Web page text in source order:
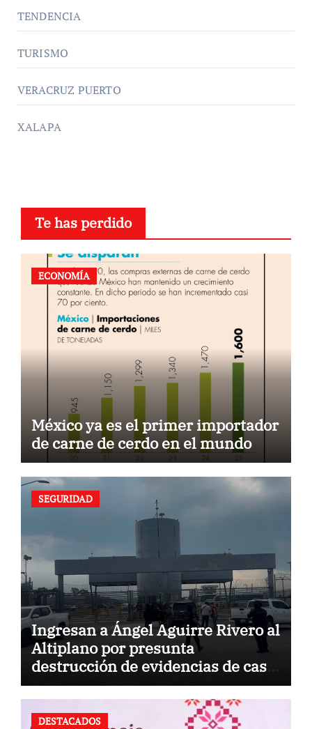
TENDENCIA
TURISMO
VERACRUZ PUERTO
XALAPA
Te has perdido
ECONOMÍA
México ya es el primer importador
de carne de cerdo en el mundo
SEGURIDAD
Ingresan a Ángel Aguirre Rivero al
Altiplano por presunta
destrucción de evidencias de caso
Ayotzinapa
DESTACADOS